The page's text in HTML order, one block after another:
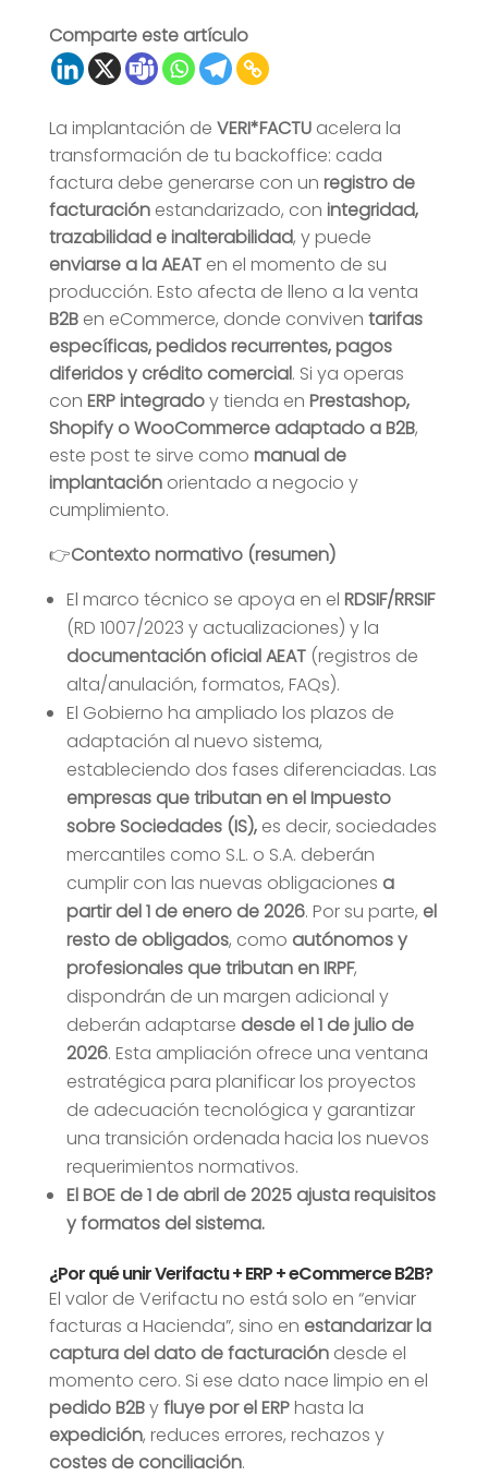
Comparte este artículo
La implantación de VERI*FACTUacelera la
transformación de tu backoffice: cada
factura debe generarse con un registro de
facturaciónestandarizado, con integridad,
trazabilidad e inalterabilidad, y puede
enviarse a la AEATen el momento de su
producción. Esto afecta de lleno a la venta
B2Ben eCommerce, donde conviven tarifas
específicas, pedidos recurrentes, pagos
diferidos y crédito comercial. Si ya operas
con ERP integradoy tienda en Prestashop,
Shopify o WooCommerce adaptado a B2B,
este post te sirve como manual de
implantaciónorientado a negocio y
cumplimiento.
👉Contexto normativo (resumen)
El marco técnico se apoya en el RDSIF/RRSIF
(RD 1007/2023 y actualizaciones) y la
documentación oficial AEAT(registros de
alta/anulación, formatos, FAQs).
El Gobierno ha ampliado los plazos de
adaptación al nuevo sistema,
estableciendo dos fases diferenciadas. Las
empresas que tributan en el Impuesto
sobre Sociedades (IS), es decir, sociedades
mercantiles como S.L. o S.A. deberán
cumplir con las nuevas obligaciones a
partir del 1 de enero de 2026. Por su parte, el
resto de obligados, como autónomos y
profesionales que tributan en IRPF,
dispondrán de un margen adicional y
deberán adaptarse desde el 1 de julio de
2026. Esta ampliación ofrece una ventana
estratégica para planificar los proyectos
de adecuación tecnológica y garantizar
una transición ordenada hacia los nuevos
requerimientos normativos.
El BOE de 1 de abril de 2025 ajusta requisitos
y formatos del sistema.
¿Por qué unir Verifactu + ERP + eCommerce B2B?
El valor de Verifactu no está solo en “enviar
facturas a Hacienda”, sino en estandarizar la
captura del dato de facturacióndesde el
momento cero. Si ese dato nace limpio en el
pedido B2Byfluye por el ERPhasta la
expedición, reduces errores, rechazos y
costes de conciliación.